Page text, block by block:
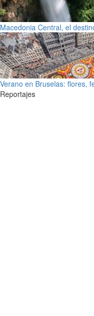
Macedonia Central, el
Verano en Bruselas: flores,
Reportajes